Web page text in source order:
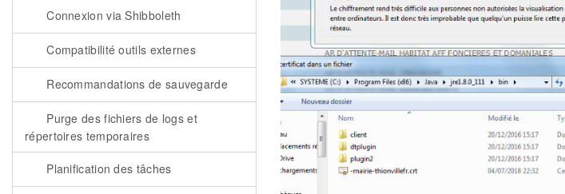
Connexion via Shibboleth
Compatibilité outils externes
Recommandations de sauvegarde
Purge des fichiers de logs et
répertoires temporaires
Planification des tâches